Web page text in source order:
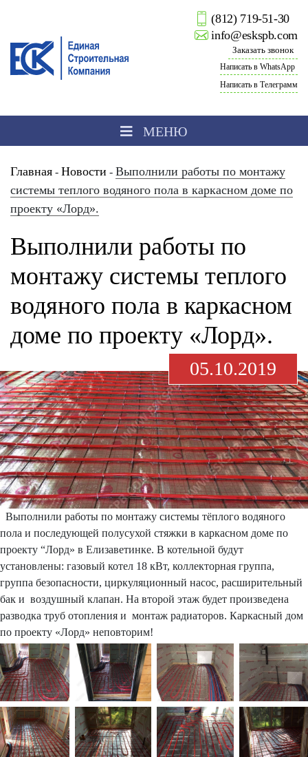
(812) 719-51-30
info@eskspb.com
Заказать звонок
Написать в WhatsApp
Написать в Телеграмм
МЕНЮ
Главная - Новости - Выполнили работы по монтажу
системы теплого водяного пола в каркасном доме по
проекту «Лорд».
Выполнили работы по
монтажу системы теплого
водяного пола в каркасном
доме по проекту «Лорд».
05.10.2019
Выполнили работы по монтажу системы тёплого водяного
пола и последующей полусухой стяжки в каркасном доме по
проекту “Лорд» в Елизаветинке. В котельной будут
установлены: газовый котел 18 кВт, коллекторная группа,
группа безопасности, циркуляционный насос, расширительный
бак и воздушный клапан. На второй этаж будет произведена
разводка труб отопления и монтаж радиаторов. Каркасный дом
по проекту «Лорд» неповторим!